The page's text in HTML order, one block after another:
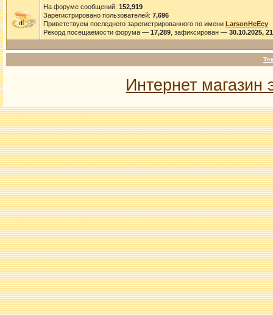
На форуме сообщений: 152,919
Зарегистрировано пользователей: 7,696
Приветствуем последнего зарегистрированного по имени LarsonHeEcy
Рекорд посещаемости форума — 17,289, зафиксирован — 30.10.2025,
Интернет